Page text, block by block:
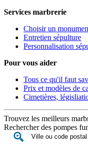
Services marbrerie
Choisir un
Entretien sépulture
Personnalisation
Pour vous aider
Tous ce qu'il faut
Prix et modèles de
Cimetières,
Trouvez les meilleurs
Rechercher des pompes